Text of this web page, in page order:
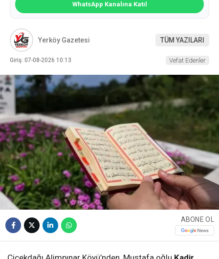
WhatsApp Kanalına Katıl
Yerköy Gazetesi TÜM YAZILARI
Giriş: 07-08-2026 10:13 Vefat Edenler
ABONE OL